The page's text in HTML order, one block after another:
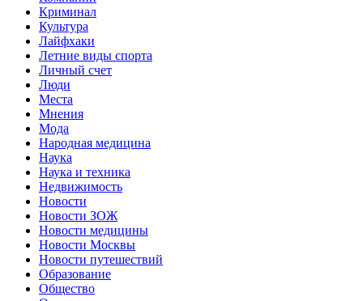
Криминал
Культура
Лайфхаки
Летние виды спорта
Личный счет
Люди
Места
Мнения
Мода
Народная медицина
Наука
Наука и техника
Недвижимость
Новости
Новости ЗОЖ
Новости медицины
Новости Москвы
Новости путешествий
Образование
Общество